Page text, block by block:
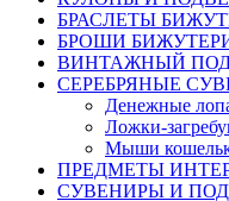
БРАСЛЕТЫ
БРОШИ
ВИНТАЖНЫЙ
СЕРЕБРЯНЫЕ
Денежные
Ложки-
Мыши
ПРЕДМЕТЫ
СУВЕНИРЫ И